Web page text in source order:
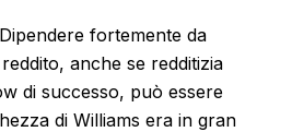
fortemente da
anche se redditizia
di successo, può essere
di Williams era in gran